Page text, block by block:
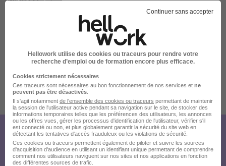
7 de plus
48000 Mende
Localiser le poste
Publiée le 16/07/2026 - Réf : REF54902A
Créez votre compte Hellowork et
envoyez votre candidature !
Continuer sans accepter
Hellowork utilise des cookies ou traceurs pour rendre votre
recherche d’emploi ou de formation encore plus efficace.
Cookies strictement nécessaires
Ces traceurs sont nécessaires au bon fonctionnement de nos services et ne
peuvent pas être désactivés
Il s'agit notamment de l'ensemble des cookies ou traceurs permettant de maintenir
la session de l'utilisateur active pendant sa navigation sur le site, de stocker des
informations temporaires telles que les préférences des utilisateurs, les annonces
ou les offres vues, gérer les processus d'identification de l'utilisateur, vérifier s'il
est connecté ou non, et plus globalement garantir la sécurité du site web en
détectant les tentatives d'accès frauduleux ou les violations de sécurité.
Ces cookies ou traceurs permettent également de piloter et suivre les sources
d'acquisition d'audience en utilisant un identifiant unique permettant de comprendre
comment nos utilisateurs naviguent sur nos sites et nos applications en fonction
des différentes sources de trafic.